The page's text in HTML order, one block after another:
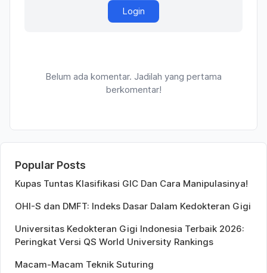
Login
Belum ada komentar. Jadilah yang pertama
berkomentar!
Popular Posts
Kupas Tuntas Klasifikasi GIC Dan Cara Manipulasinya!
OHI-S dan DMFT: Indeks Dasar Dalam Kedokteran Gigi
Universitas Kedokteran Gigi Indonesia Terbaik 2026:
Peringkat Versi QS World University Rankings
Macam-Macam Teknik Suturing